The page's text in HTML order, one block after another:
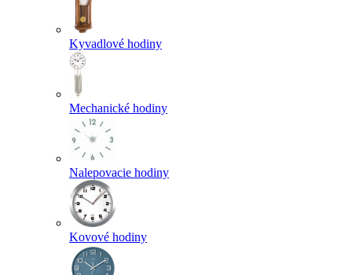
Kyvadlové hodiny
Mechanické hodiny
Nalepovacie hodiny
Kovové hodiny